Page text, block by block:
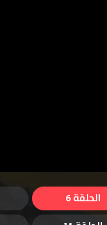
الحلقة 6